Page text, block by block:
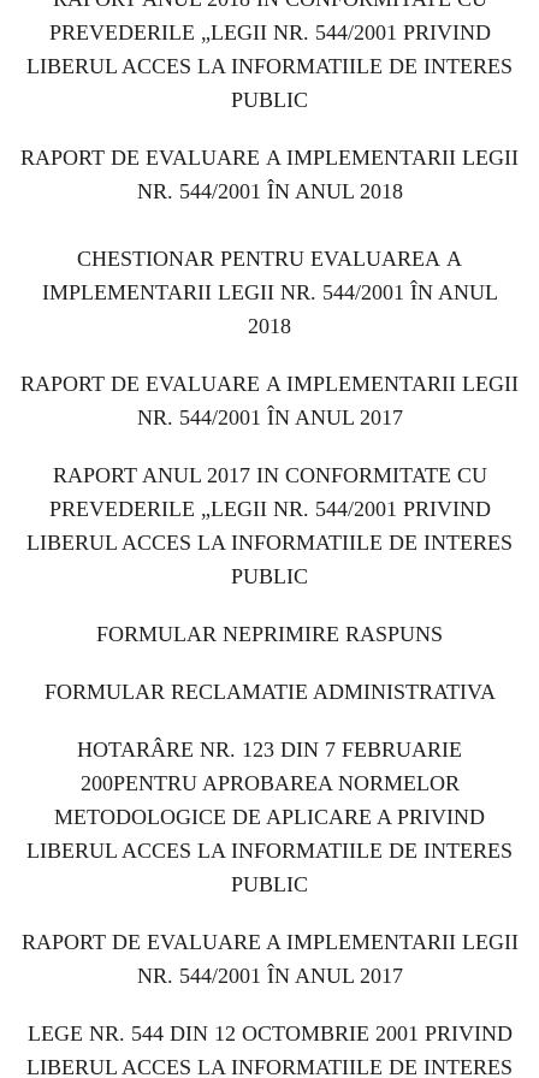
PREVEDERILE „LEGII NR. 544/2001 PRIVIND
LIBERUL ACCES LA INFORMATIILE DE INTERES
PUBLIC
RAPORT DE EVALUARE A IMPLEMENTARII LEGII
NR. 544/2001 ÎN ANUL 2018
CHESTIONAR PENTRU EVALUAREA A
IMPLEMENTARII LEGII NR. 544/2001 ÎN ANUL
2018
RAPORT DE EVALUARE A IMPLEMENTARII LEGII
NR. 544/2001 ÎN ANUL 2017
RAPORT ANUL 2017 IN CONFORMITATE CU
PREVEDERILE „LEGII NR. 544/2001 PRIVIND
LIBERUL ACCES LA INFORMATIILE DE INTERES
PUBLIC
FORMULAR NEPRIMIRE RASPUNS
FORMULAR RECLAMATIE ADMINISTRATIVA
HOTARÂRE NR. 123 DIN 7 FEBRUARIE
200PENTRU APROBAREA NORMELOR
METODOLOGICE DE APLICARE A PRIVIND
LIBERUL ACCES LA INFORMATIILE DE INTERES
PUBLIC
RAPORT DE EVALUARE A IMPLEMENTARII LEGII
NR. 544/2001 ÎN ANUL 2017
LEGE NR. 544 DIN 12 OCTOMBRIE 2001 PRIVIND
LIBERUL ACCES LA INFORMATIILE DE INTERES